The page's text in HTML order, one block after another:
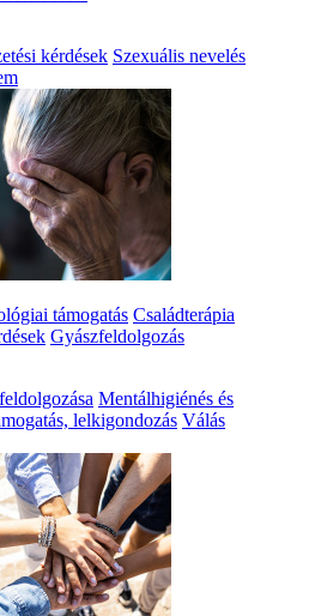
kérdések Szexuális nevelés
támogatás Családterápia
Gyászfeldolgozás
Mentálhigiénés és
lelkigondozás Válás